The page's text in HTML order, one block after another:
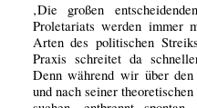
‚Die großen
Proletariats werden immer
Arten des politischen
Praxis schreitet da
Denn während wir über
und nach seiner